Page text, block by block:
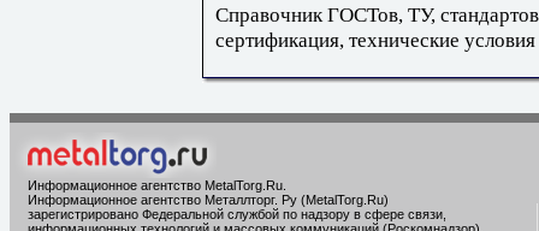
Справочник ГОСТов, ТУ,
сертификация, технические условия
Информационное агентство MetalTorg.Ru
Информационное агентство Металлторг. Ру (MetalTorg.Ru)
зарегистрировано Федеральной службой по надзору в сфере связи,